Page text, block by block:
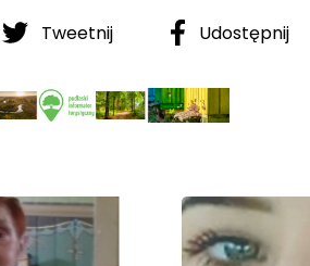
Tweetnij Udostępnij